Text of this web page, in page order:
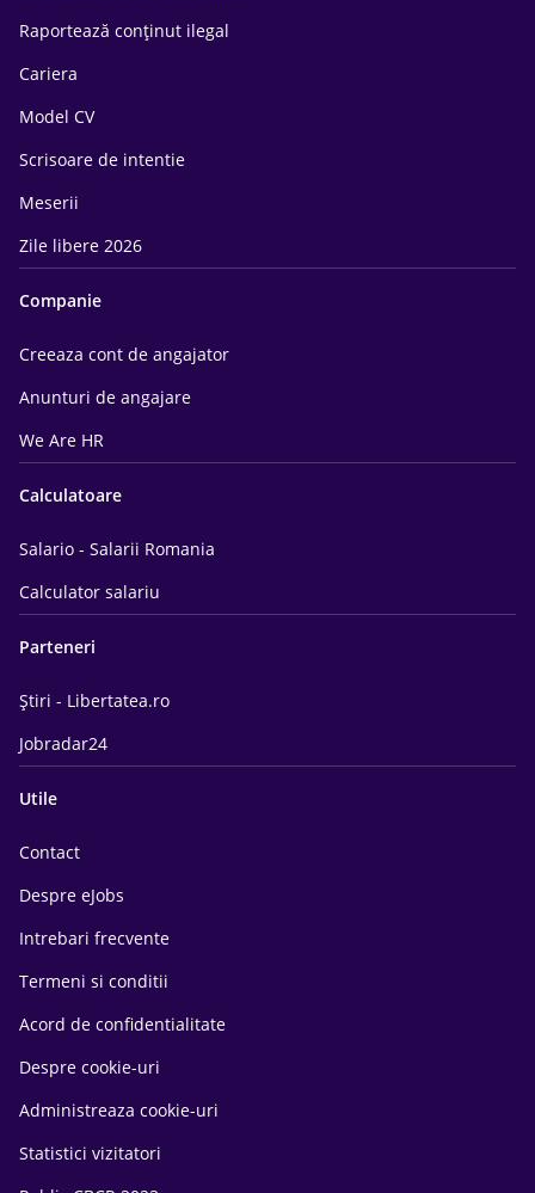
Raportează conținut ilegal
Cariera
Model CV
Scrisoare de intentie
Meserii
Zile libere 2026
Companie
Creeaza cont de angajator
Anunturi de angajare
We Are HR
Calculatoare
Salario - Salarii Romania
Calculator salariu
Parteneri
Știri - Libertatea.ro
Jobradar24
Utile
Contact
Despre eJobs
Intrebari frecvente
Termeni si conditii
Acord de confidentialitate
Despre cookie-uri
Administreaza cookie-uri
Statistici vizitatori